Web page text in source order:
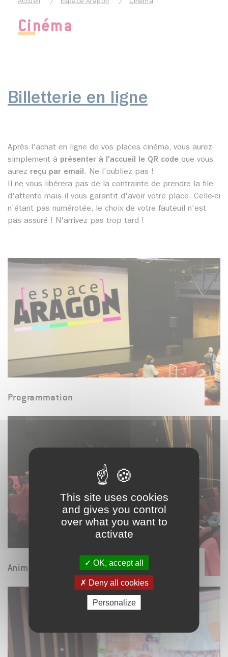
This site uses cookies
and gives you control
over what you want to
activate
OK, accept all
Deny all cookies
Personalize
Cinéma
Billetterie en ligne
Après l'achat en ligne de vos places cinéma, vous aurez
simplement à présenter à l'accueil le QR code que vous
aurez reçu par email. Ne l'oubliez pas !
Il ne vous libèrera pas de la contrainte de prendre la file
d'attente mais il vous garantit d'avoir votre place. Celle-ci
n'étant pas numérotée, le choix de votre fauteuil n'est
pas assuré ! N'arrivez pas trop tard !
Programmation
Animations cinéma